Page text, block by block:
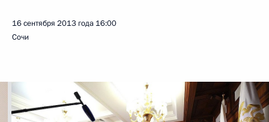
16 сентября 2013 года 16:00
Сочи